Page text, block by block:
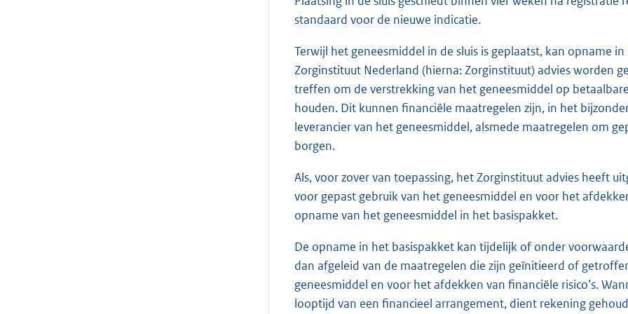
standaard voor de nieuwe indicatie.
Terwijl het geneesmiddel in de sluis is geplaatst, kan opname
Zorginstituut Nederland (hierna: Zorginstituut) advies worden
treffen om de verstrekking van het geneesmiddel op
houden. Dit kunnen financiële maatregelen zijn, in het
leverancier van het geneesmiddel, alsmede maatregelen om
borgen.
Als, voor zover van toepassing, het Zorginstituut advies heeft
voor gepast gebruik van het geneesmiddel en voor het
opname van het geneesmiddel in het basispakket.
De opname in het basispakket kan tijdelijk of onder
dan afgeleid van de maatregelen die zijn geïnitieerd of
geneesmiddel en voor het afdekken van financiële risico’s.
looptijd van een financieel arrangement, dient rekening